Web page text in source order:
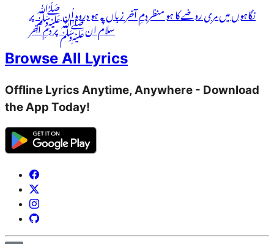
نگاہوں میں مری روضے کا ہو منظردمِ آخر زباں پہ ہو درود اُن ﷺ پر
سلام انﷺ پر دمِ آخر
Browse All Lyrics
Offline Lyrics Anytime, Anywhere - Download
the App Today!